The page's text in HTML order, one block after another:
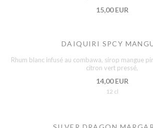
15,00 EUR
DAIQUIRI SPCY
Rhum blanc infusé au combawa, sirop mangue
citron vert pressé,
14,00 EUR
12 cl